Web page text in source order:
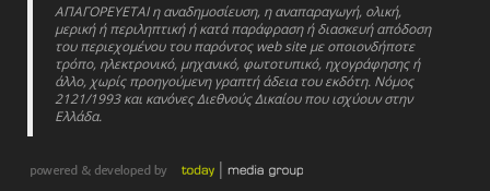
ΑΠΑΓΟΡΕΥΕΤΑΙ η αναδημοσίευση, η αναπαραγωγή, ολική,
μερική ή περιληπτική ή κατά παράφραση ή διασκευή απόδοση
του περιεχομένου του παρόντος web site με οποιονδήποτε
τρόπο, ηλεκτρονικό, μηχανικό, φωτοτυπικό, ηχογράφησης ή
άλλο, χωρίς προηγούμενη γραπτή άδεια του εκδότη. Νόμος
2121/1993 και κανόνες Διεθνούς Δικαίου που ισχύουν στην
Ελλάδα.